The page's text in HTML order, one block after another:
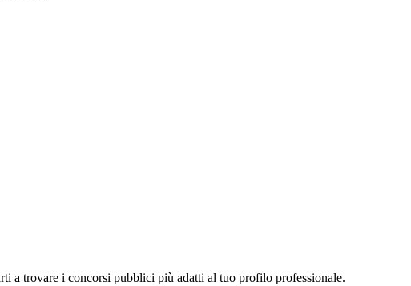
a trovare i concorsi pubblici più adatti al tuo profilo professionale.